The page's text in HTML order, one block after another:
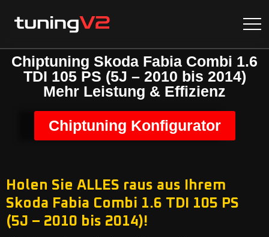
Chiptuning Skoda Fabia Combi 1.6
TDI 105 PS (5J – 2010 bis 2014)
Mehr Leistung & Effizienz
Chiptuning Konfigurator
Holen Sie ALLES raus aus Ihrem
Skoda Fabia Combi 1.6 TDI 105 PS
(5J – 2010 bis 2014)!